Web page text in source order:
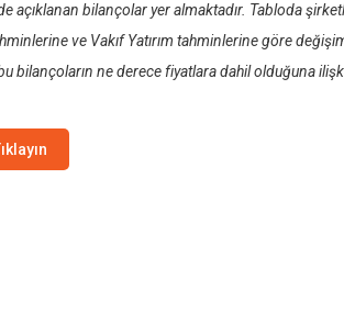
açıklanan bilançolar yer almaktadır. Tabloda
ve Vakıf Yatırım tahminlerine göre
bilançoların ne derece fiyatlara dahil olduğuna